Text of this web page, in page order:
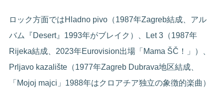
ロック方面ではHladno pivo（1987年Zagreb結成、アル
バム『Desert』1993年がブレイク）、Let 3（1987年
Rijeka結成、2023年Eurovision出場「Mama ŠČ！」）、
Prljavo kazalište（1977年Zagreb Dubrava地区結成、
「Mojoj majci」1988年はクロアチア独立の象徴的楽曲）